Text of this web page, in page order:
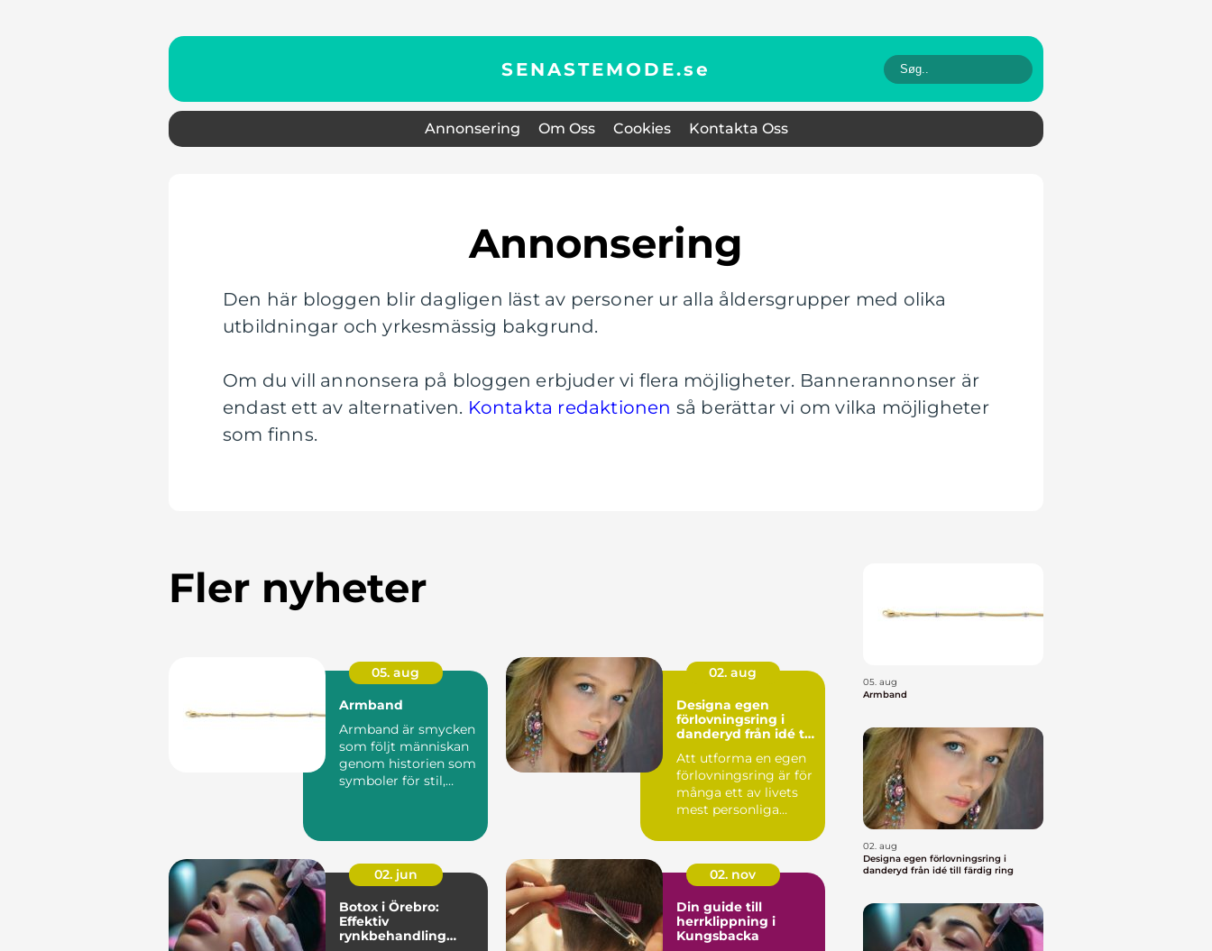
SENASTEMODE.se
Annonsering Om Oss Cookies Kontakta Oss
Annonsering
Den här bloggen blir dagligen läst av personer ur alla åldersgrupper med olika
utbildningar och yrkesmässig bakgrund.
Om du vill annonsera på bloggen erbjuder vi flera möjligheter. Bannerannonser är
endast ett av alternativen. Kontakta redaktionen så berättar vi om vilka möjligheter
som finns.
Fler nyheter
05. aug
Armband
Armband är smycken
som följt människan
genom historien som
symboler för stil,
02. aug
Designa egen
förlovningsring i
danderyd från idé till
Att utforma en egen
förlovningsring är för
många ett av livets
mest personliga
02. jun
Botox i Örebro:
Effektiv
rynkbehandling
02. nov
Din guide till
herrklippning i
Kungsbacka
05. aug
Armband
02. aug
Designa egen förlovningsring i
danderyd från idé till färdig ring